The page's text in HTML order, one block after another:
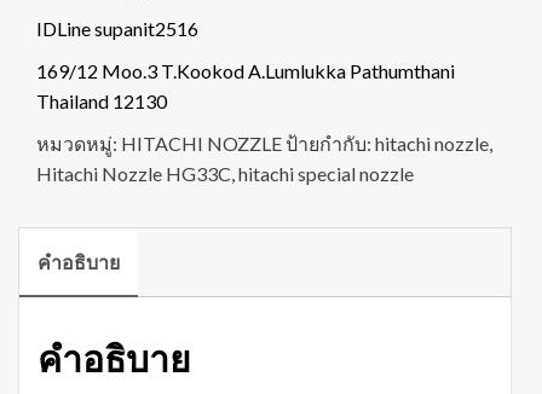
IDLine supanit2516
169/12 Moo.3 T.Kookod A.Lumlukka Pathumthani
Thailand 12130
หมวดหมู่: HITACHI NOZZLEป้ายกำกับ: hitachi nozzle,
Hitachi Nozzle HG33C,hitachi special nozzle
คำอธิบาย
คำอธิบาย